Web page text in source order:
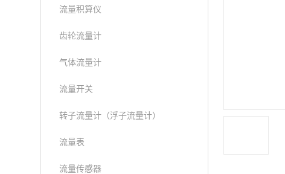
流量积算仪
齿轮流量计
气体流量计
流量开关
转子流量计（浮子流量计）
流量表
流量传感器